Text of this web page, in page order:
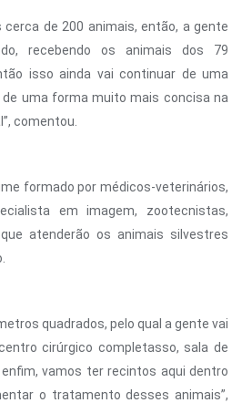
de 200 animais, então, a gente
recebendo os animais dos 79
isso ainda vai continuar de uma
uma forma muito mais concisa na
comentou.
formado por médicos-veterinários,
em imagem, zootecnistas,
atenderão os animais silvestres
quadrados, pelo qual a gente vai
cirúrgico completasso, sala de
vamos ter recintos aqui dentro
o tratamento desses animais”,